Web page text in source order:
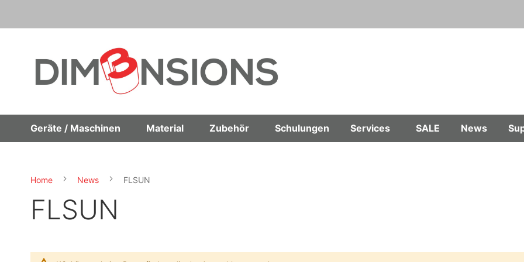
zum
Geräte / Maschinen Material Zubehör Schulungen Services SALE News
Home News FLSUN
FLSUN